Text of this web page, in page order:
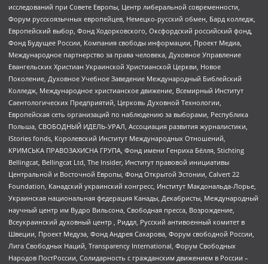
исследований при Совете Европы, Центр либеральной современности,
Форум русскоязычных европейцев, Немецко-русский обмен, Бард колледж,
Европейский выбор, Фонд Ходорковского, Оксфордский российский фонд,
Фонд Будущее России, Компания свободы информации, Проект Медиа,
Международное партнерство за права человека, Духовное Управление
Евангельских Христиан Украинской Христианской Церкви, Новое
Поколение, Духовное Учебное Заведение Международный Библейский
Колледж, Международное христианское движение, Всемирный Институт
Саентологических Предприятий, Церковь Духовной Технологии,
Европейская сеть организаций по наблюдению за выборами, Республика
Польша, СВОБОДНЫЙ ИДЕЛЬ-УРАЛ, Ассоциация развития журналистики,
IStories fonds, Королевский Институт Международных Отношений,
КРИМСЬКА ПРАВОЗАХИСНА ГРУПА, Фонд имени Генриха Бёлля, Stichting
Bellingcat, Bellingcat Ltd, The Insider, Институт правовой инициативы
Центральной и Восточной Европы, Фонд Открытой Эстонии, Calvert 22
Foundation, Канадский украинский конгресс, Институт Макдональда-Лорье,
Украинская национальная федерация Канады, Декабристы, Международный
научный центр им Вудро Вильсона, Свободная пресса, Возрождение,
Всеукраинский духовный центр , Риддл, Русский антивоенный комитет в
Швеции, Проект Медуза, Фонд Андрея Сахарова, Форум свободной России,
Лига Свободных Наций, Transparеncy International, Форум Свободных
Народов ПостРоссии, Солидарность с гражданским движением в России –